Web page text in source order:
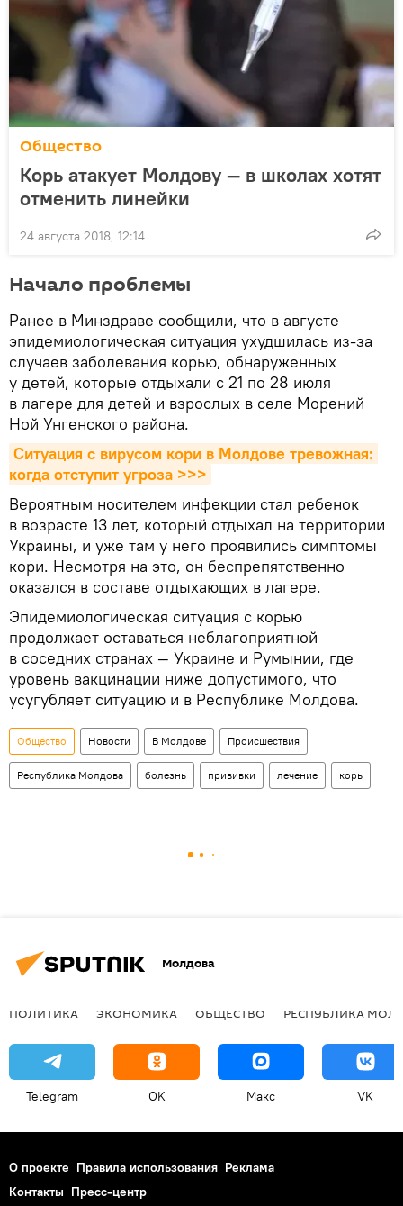
Общество
Корь атакует Молдову — в школах хотят
отменить линейки
24 августа 2018, 12:14
Начало проблемы
Ранее в Минздраве сообщили, что в августе
эпидемиологическая ситуация ухудшилась из-за
случаев заболевания корью, обнаруженных
у детей, которые отдыхали с 21 по 28 июля
в лагере для детей и взрослых в селе Морений
Ной Унгенского района.
Ситуация с вирусом кори в Молдове тревожная:
когда отступит угроза >>>
Вероятным носителем инфекции стал ребенок
в возрасте 13 лет, который отдыхал на территории
Украины, и уже там у него проявились симптомы
кори. Несмотря на это, он беспрепятственно
оказался в составе отдыхающих в лагере.
Эпидемиологическая ситуация с корью
продолжает оставаться неблагоприятной
в соседних странах — Украине и Румынии, где
уровень вакцинации ниже допустимого, что
усугубляет ситуацию и в Республике Молдова.
Общество Новости В Молдове Происшествия
Республика Молдова болезнь прививки лечение корь
Молдова
ПОЛИТИКА ЭКОНОМИКА ОБЩЕСТВО РЕСПУБЛИКА
Telegram OK Макс VK
О проекте Правила использования Реклама
Контакты Пресс-центр